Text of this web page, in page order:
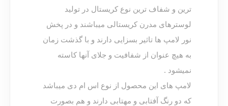
ترین و شفاف ترین نوع کریستال در تولید
لوسترهای مدرن کریستالی میباشند و در پخش
نور لامپ ها تاثیر بسزایی دارند و با گذشت زمان
به هیچ عنوان از شفافیت و جلای آنها کاسته
نمیشود .
لامپ های این محصول از نوع اس ام دی میباشد
که دو رنگ آفتابی و مهتابی دارند و هم بصورت